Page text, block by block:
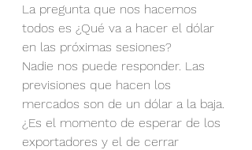
La pregunta que nos hacemos
todos es ¿Qué va a hacer el dólar
en las próximas sesiones?
Nadie nos puede responder. Las
previsiones que hacen los
mercados son de un dólar a la baja.
¿Es el momento de esperar de los
exportadores y el de cerrar